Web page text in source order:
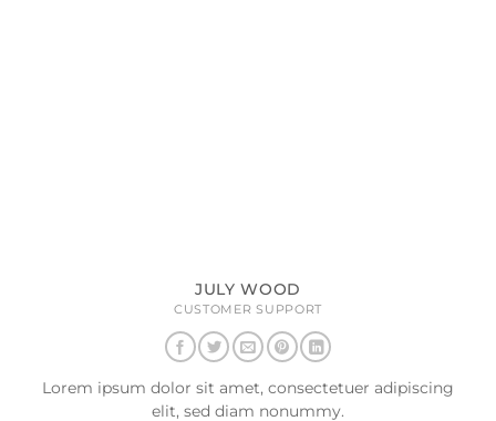
JULY WOOD
CUSTOMER SUPPORT
Lorem ipsum dolor sit amet, consectetuer adipiscing
elit, sed diam nonummy.